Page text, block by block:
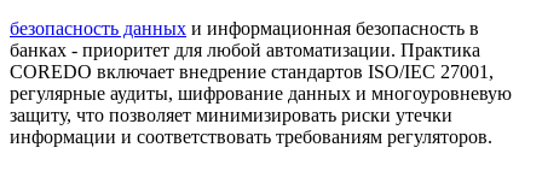
безопасность данных и информационная безопасность в
банках - приоритет для любой автоматизации. Практика
COREDO включает внедрение стандартов ISO/IEC 27001,
регулярные аудиты, шифрование данных и многоуровневую
защиту, что позволяет минимизировать риски утечки
информации и соответствовать требованиям регуляторов.